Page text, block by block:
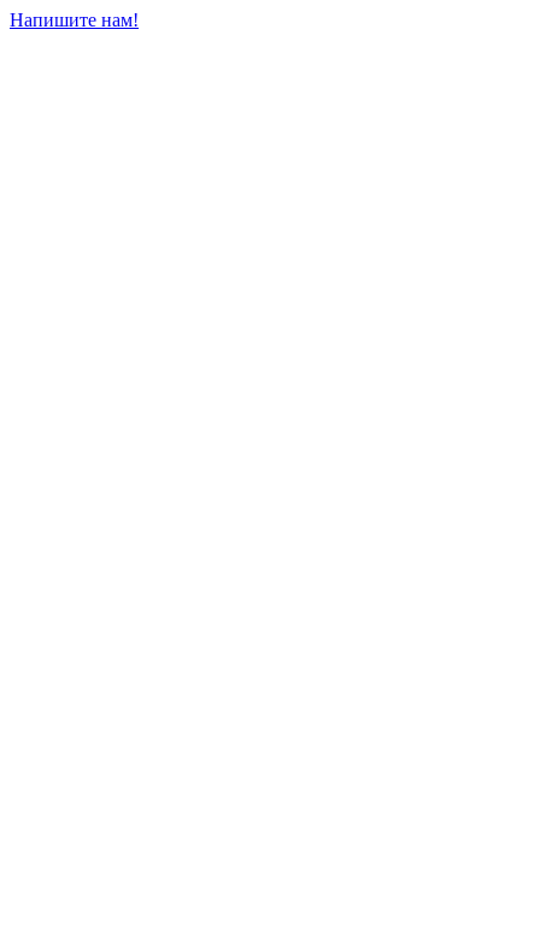
Напишите нам!